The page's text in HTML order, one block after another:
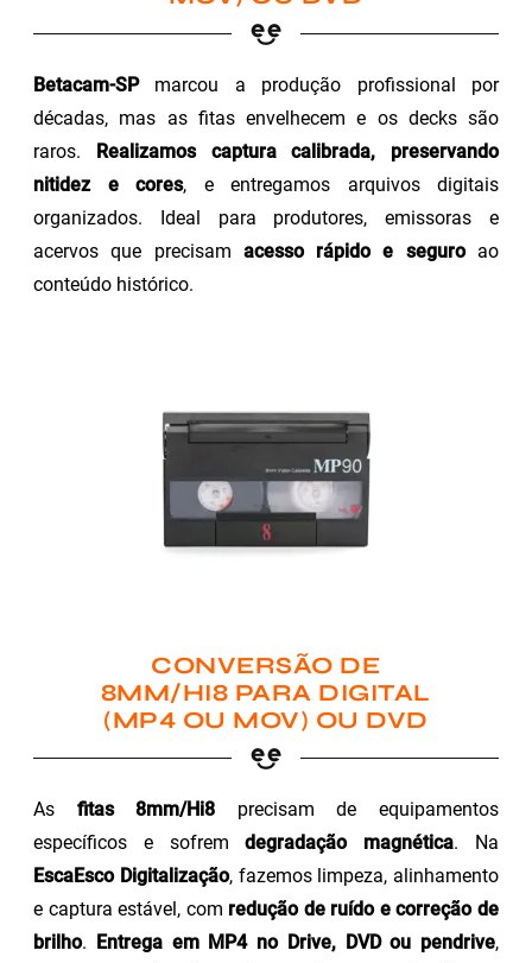
Betacam-SPmarcou a produção profissional por
décadas, mas as fitas envelhecem e os decks são
raros.
Realizamos captura calibrada, preservando
nitidez e cores, e entregamos arquivos digitais
organizados. Ideal para produtores, emissoras e
acervos que precisam acesso rápido e seguroao
conteúdo histórico.
CONVERSÃO DE
8MM/HI8 PARA DIGITAL
(MP4 OU MOV) OU DVD
As fitas 8mm/Hi8 precisam de equipamentos
específicos e sofremdegradação magnética. Na
EscaEsco Digitalização, fazemos limpeza, alinhamento
e captura estável, com redução de ruído e correção de
brilho. Entrega em MP4 no Drive, DVD ou pendrive,